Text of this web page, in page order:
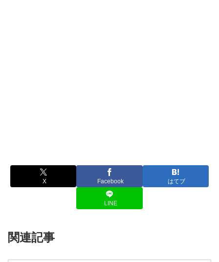
X Facebook はてブ
LINE
関連記事